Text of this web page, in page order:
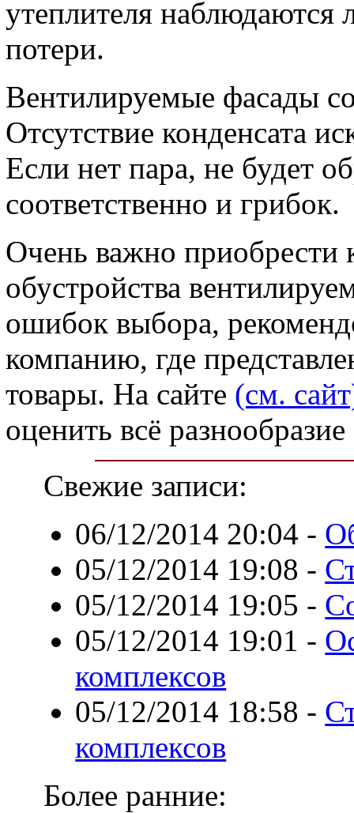
утеплителя
потери.
Вентилируемые фасады
Отсутствие конденсата
Если нет пара, не будет
соответственно и грибок.
Очень важно приобрести
обустройства
ошибок выбора,
компанию, где
товары. На сайте (см.
оценить всё
Свежие записи:
06/12/2014 20:04 -
05/12/2014 19:08 -
05/12/2014 19:05 -
05/12/2014 19:01 -
комплексов
05/12/2014 18:58 -
комплексов
Более ранние: